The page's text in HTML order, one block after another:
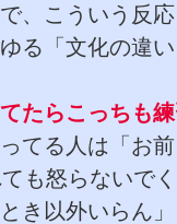
、こういう反
る「文化の違
たらこっちも
てる人は「
も怒らないでく
き以外いらん